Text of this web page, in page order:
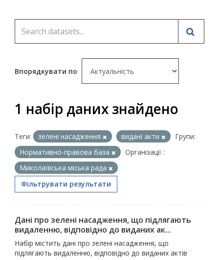
Впорядкувати по
1 набір даних знайдено
Теги: зелені насадження видані акти
Групи:
Нормативно-правова база
Організації :
Миколаївська міська рада
Фільтрувати результати
Дані про зелені насадження, що підлягають
видаленню, відповідно до виданих ак...
Набір містить дані про зелені насадження, що
підлягають видаленню, відповідно до виданих актів